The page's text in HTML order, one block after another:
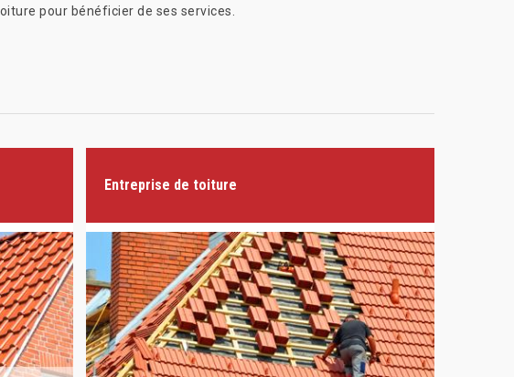
pour bénéficier de ses services.
Entreprise de toiture